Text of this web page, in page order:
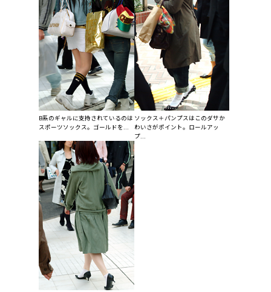
B系のギャルに支持されているのは
スポーツソックス。ゴールドを...
ソックス＋パンプスはこのダサか
わいさがポイント。ロールアッ
プ...